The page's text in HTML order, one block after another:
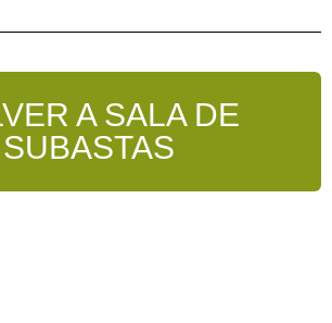
A SALA DE
SUBASTAS